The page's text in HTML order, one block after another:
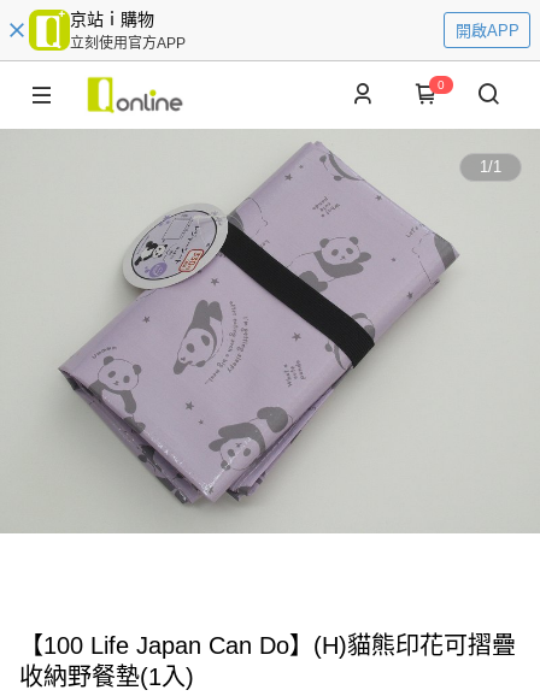
京站ｉ購物
立刻使用官方APP
開啟APP
0
1/1
【100 Life Japan Can Do】(H)貓熊印花可摺疊
收納野餐墊(1入)